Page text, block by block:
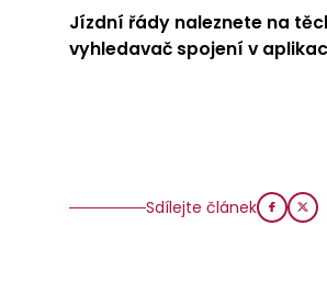
Jízdní řády naleznete na
vyhledavač spojení v
Sdílejte článek